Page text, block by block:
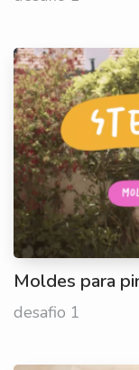
Moldes para
desafio 1